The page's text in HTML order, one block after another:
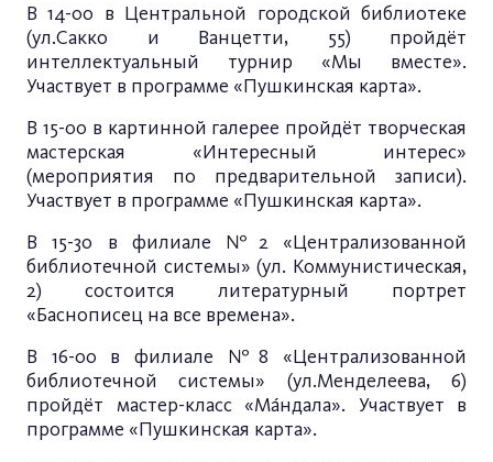
В 14-00 в Центральной городской библиотеке
(ул.Сакко и Ванцетти, 55) пройдёт
интеллектуальный турнир «Мы вместе».
Участвует в программе «Пушкинская карта».
В 15-00 в картинной галерее пройдёт творческая
мастерская «Интересный интерес»
(мероприятия по предварительной записи).
Участвует в программе «Пушкинская карта».
В 15-30 в филиале №2 «Централизованной
библиотечной системы» (ул. Коммунистическая,
2) состоится литературный портрет
«Баснописец на все времена».
В 16-00 в филиале №8 «Централизованной
библиотечной системы» (ул.Менделеева, 6)
пройдёт мастер-класс «Мáндала». Участвует в
программе «Пушкинская карта».